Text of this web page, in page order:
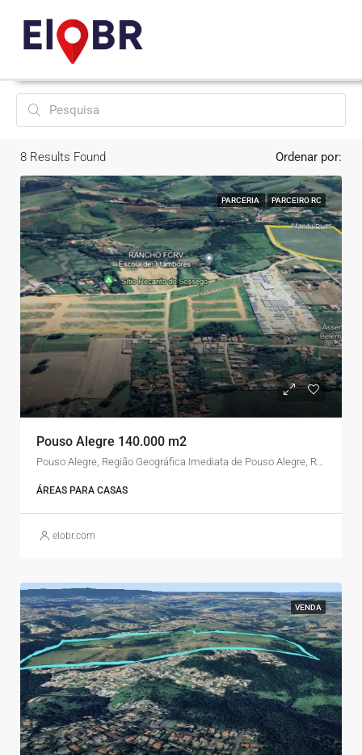
8 Results Found Ordenar por:
PARCERIA PARCEIRO RC
Pouso Alegre 140.000 m2
ÁREAS PARA CASAS
elobr.com
VENDA